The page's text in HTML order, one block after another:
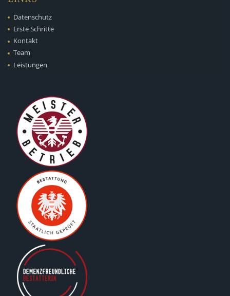
Datenschutz
Erste Schritte
Kontakt
Team
Leistungen